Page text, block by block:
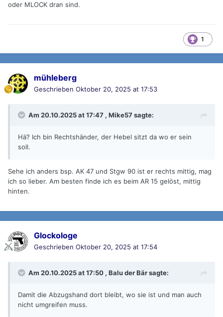
oder MLOCK dran sind.
1
mühleberg
Geschrieben Oktober 20, 2025 at 17:53
Am 20.10.2025 at 17:47 , Mike57 sagte:
Hä? Ich bin Rechtshänder, der Hebel sitzt da wo er sein
soll.
Sehe ich anders bsp. AK 47 und Stgw 90 ist er rechts mittig, mag
ich so lieber. Am besten finde ich es beim AR 15 gelöst, mittig
hinten.
Glockologe
Geschrieben Oktober 20, 2025 at 17:54
Am 20.10.2025 at 17:50 , Balu der Bärsagte:
Damit die Abzugshand dort bleibt, wo sie ist und man auch
nicht umgreifen muss.